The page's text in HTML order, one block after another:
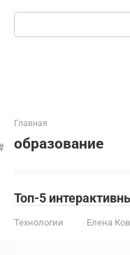
Поиск:
Главная
образование
Топ-5
Технологии Елена